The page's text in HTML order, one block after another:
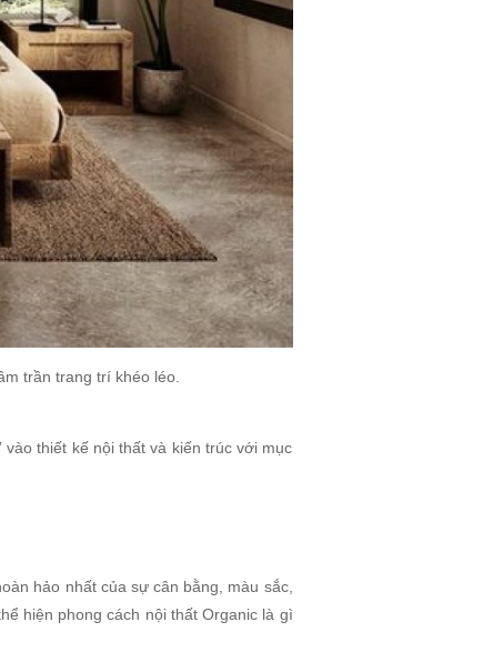
trần trang trí khéo léo.
thiết kế nội thất và kiến trúc với mục
hảo nhất của sự cân bằng, màu sắc,
hiện phong cách nội thất Organic là gì